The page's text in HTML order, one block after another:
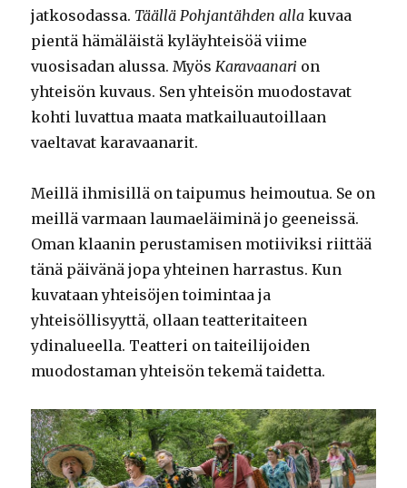
jatkosodassa. Täällä Pohjantähden alla kuvaa
pientä hämäläistä kyläyhteisöä viime
vuosisadan alussa. Myös Karavaanari on
yhteisön kuvaus. Sen yhteisön muodostavat
kohti luvattua maata matkailuautoillaan
vaeltavat karavaanarit.
Meillä ihmisillä on taipumus heimoutua. Se on
meillä varmaan laumaeläiminä jo geeneissä.
Oman klaanin perustamisen motiiviksi riittää
tänä päivänä jopa yhteinen harrastus. Kun
kuvataan yhteisöjen toimintaa ja
yhteisöllisyyttä, ollaan teatteritaiteen
ydinalueella. Teatteri on taiteilijoiden
muodostaman yhteisön tekemä taidetta.